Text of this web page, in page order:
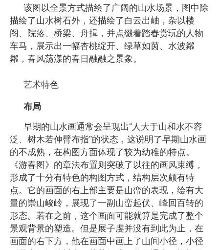
该图以全景方式描绘了广阔的山水场景，图中除
描绘了山水树石外，还描绘了白云出岫，杂以楼
阁、院落、桥梁、舟揖，并点缀着踏春赏玩的人物
车马，展示出一幅杏桃绽开、绿草如茵、水波粼
粼，春风荡漾的春日融融之景象。
艺术特色
布局
早期的山水画通常会呈现出“人大于山和水不容
泛、树木若伸臂布指”的状态，这说明了早期山水画
的不成熟，在构图方面体现了较为幼稚的特点。
《游春图》的章法布置则突破了以往的画风束缚，
形成了十分有特色的构图方式，结构层次颇有特
点。它的画面的右上部主要是山峦的表现，绘有大
量的崇山峻岭，展现了一副山峦起伏、峰回百转的
形态。若在之前，这个画面可能就算是完成了整个
景观背景的塑造。但是展子虔并没有到此为止，在
画面的右下方，他在画面中画上了山间小径，小径